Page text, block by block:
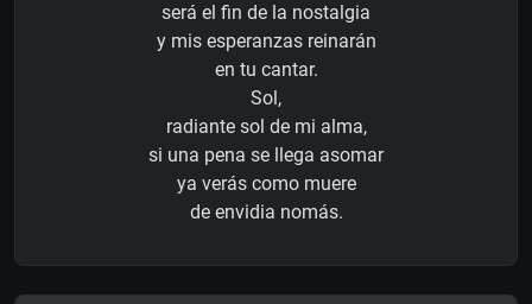
será el fin de la nostalgia
y mis esperanzas reinarán
en tu cantar.
Sol,
radiante sol de mi alma,
si una pena se llega asomar
ya verás como muere
de envidia nomás.